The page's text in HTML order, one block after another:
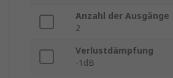
Anzahl der Ausgänge
2
Verlustdämpfung
-1dB